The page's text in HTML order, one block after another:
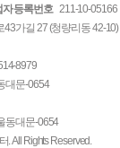
자 등록번호 211-10-05166
가길 27 (청량리동 42-10)
8979
대문-0654
동대문-0654
All Rights Reserved.